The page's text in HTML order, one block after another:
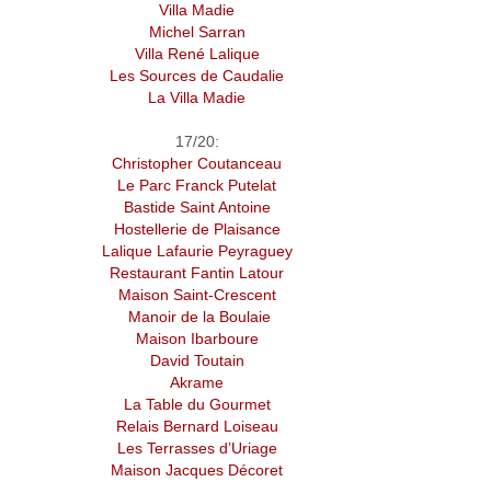
Villa Madie
Michel Sarran
Villa René Lalique
Les Sources de Caudalie
La Villa Madie
17/20:
Christopher Coutanceau
Le Parc Franck Putelat
Bastide Saint Antoine
Hostellerie de Plaisance
Lalique Lafaurie Peyraguey
Restaurant Fantin Latour
Maison Saint-Crescent
Manoir de la Boulaie
Maison Ibarboure
David Toutain
Akrame
La Table du Gourmet
Relais Bernard Loiseau
Les Terrasses d’Uriage
Maison Jacques Décoret